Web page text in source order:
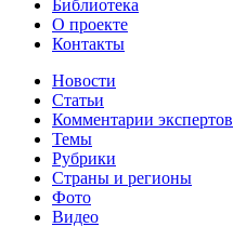
Библиотека
О проекте
Контакты
Новости
Статьи
Комментарии экспертов
Темы
Рубрики
Страны и регионы
Фото
Видео